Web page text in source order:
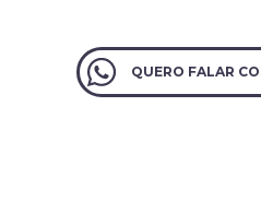
QUERO FALAR